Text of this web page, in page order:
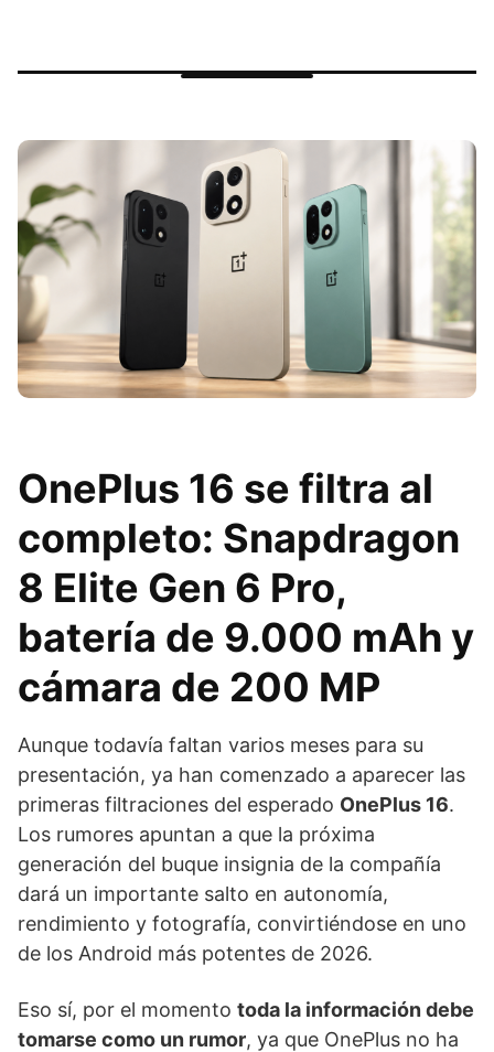
OnePlus 16 se filtra al
completo: Snapdragon
8 Elite Gen 6 Pro,
batería de 9.000 mAh y
cámara de 200 MP
Aunque todavía faltan varios meses para su
presentación, ya han comenzado a aparecer las
primeras filtraciones del esperado OnePlus 16.
Los rumores apuntan a que la próxima
generación del buque insignia de la compañía
dará un importante salto en autonomía,
rendimiento y fotografía, convirtiéndose en uno
de los Android más potentes de 2026.
Eso sí, por el momento toda la información debe
tomarse como un rumor, ya que OnePlus no ha